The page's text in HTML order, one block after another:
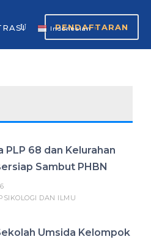
Indonesian ▼
PENDAFTARAN
PLP 68 dan Kelurahan
Sambut PHBN
DAN ILMU
Umsida Kelompok